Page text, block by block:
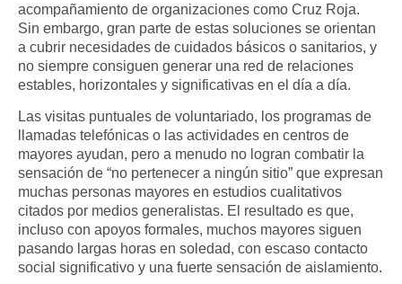
acompañamiento de organizaciones como Cruz Roja.
Sin embargo, gran parte de estas soluciones se orientan
a cubrir necesidades de cuidados básicos o sanitarios, y
no siempre consiguen generar una red de relaciones
estables, horizontales y significativas en el día a día.​
Las visitas puntuales de voluntariado, los programas de
llamadas telefónicas o las actividades en centros de
mayores ayudan, pero a menudo no logran combatir la
sensación de “no pertenecer a ningún sitio” que expresan
muchas personas mayores en estudios cualitativos
citados por medios generalistas. El resultado es que,
incluso con apoyos formales, muchos mayores siguen
pasando largas horas en soledad, con escaso contacto
social significativo y una fuerte sensación de aislamiento.​